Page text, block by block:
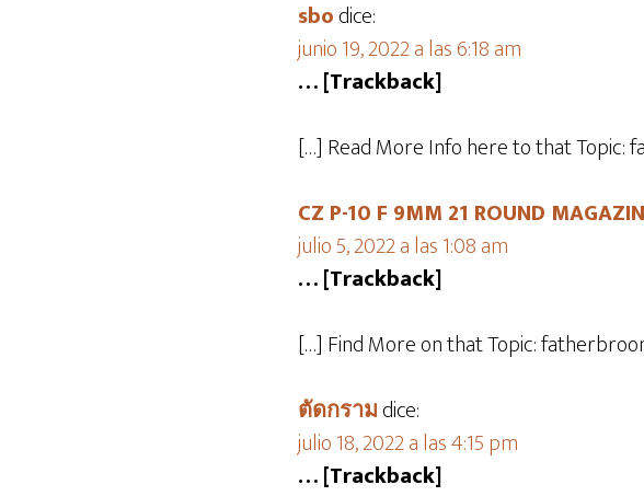
sbodice:
junio 19, 2022 a las 6:18 am
… [Trackback]
[…] Read More Info here to that
CZ P-10 F 9MM 21 ROUND
julio 5, 2022 a las 1:08 am
… [Trackback]
[…] Find More on that Topic:
ตัดกรามdice:
julio 18, 2022 a las 4:15 pm
… [Trackback]